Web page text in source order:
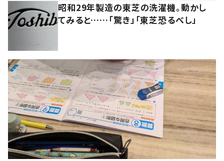
昭和29年製造の東芝の洗濯機。動かし
てみると……「驚き」「東芝恐るべし」